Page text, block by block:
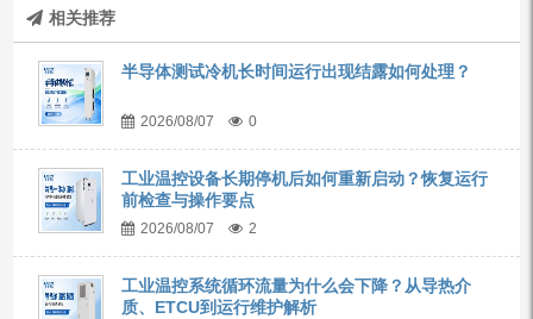
相关推荐
半导体测试冷机长时间运行出现结露如何处理？
2026/08/07 0
工业温控设备长期停机后如何重新启动？恢复运行
前检查与操作要点
2026/08/07 2
工业温控系统循环流量为什么会下降？从导热介
质、ETCU到运行维护解析